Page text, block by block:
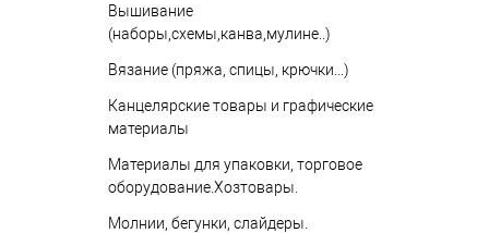
Вышивание
(наборы,схемы,канва,мулине..)
Вязание (пряжа, спицы, крючки...)
Канцелярские товары и графические
материалы
Материалы для упаковки, торговое
оборудование.Хозтовары.
Молнии, бегунки, слайдеры.